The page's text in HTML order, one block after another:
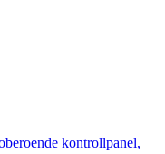
kontrollpanel,